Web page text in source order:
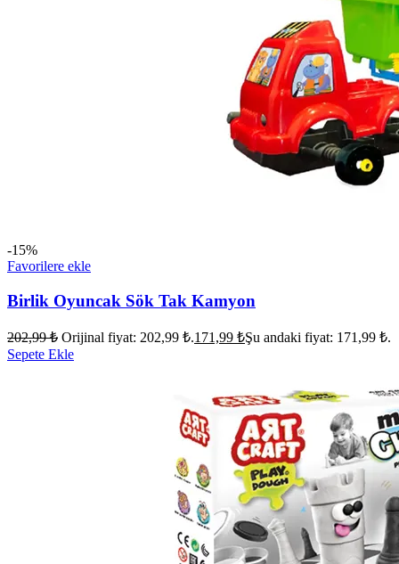
-15%
Favorilere ekle
Birlik Oyuncak Sök Tak Kamyon
202,99₺ Orijinal fiyat: 202,99 ₺.171,99 ₺Şu andaki fiyat: 171,99 ₺.
Sepete Ekle